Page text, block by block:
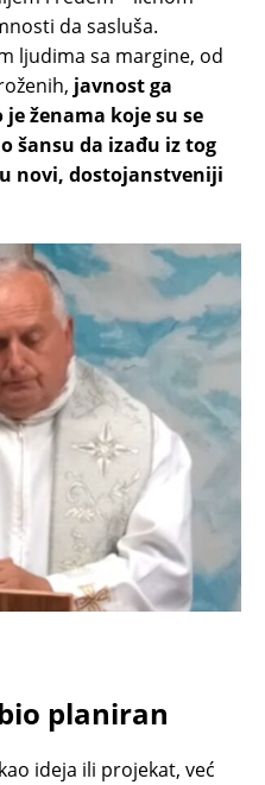
da sasluša.
ljudima sa margine, od
javnost ga
ženama koje su se
šansu da izađu iz tog
novi, dostojanstveniji
planiran
ideja ili projekat, već